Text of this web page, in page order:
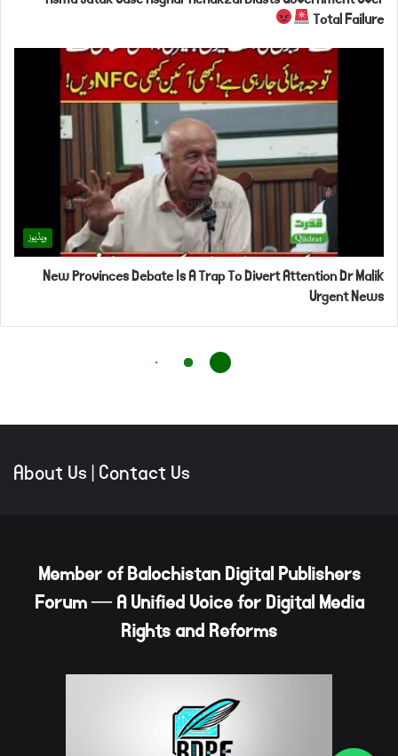
About Us|Contact Us
Member of Balochistan Digital Publishers
Forum — A Unified Voice for Digital Media
Rights and Reforms